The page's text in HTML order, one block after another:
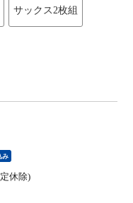
サックス2枚組
み
休除)